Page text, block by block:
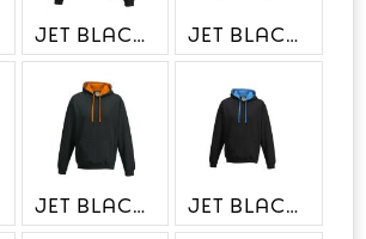
JET BLACK/HEATHER GREY JET BLACK/HOT PINK
JET BLACK/ORANGE CRUSH JET BLACK/SAPPHIRE